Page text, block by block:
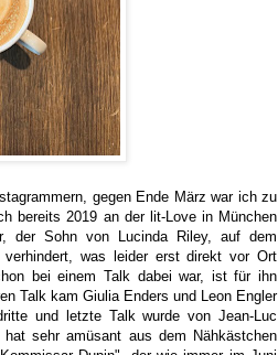
gegen Ende März war ich zu
bereits 2019 an der lit-Love in München
der Sohn von Lucinda Riley, auf dem
verhindert, was leider erst direkt vor Ort
bei einem Talk dabei war, ist für ihn
Talk kam Giulia Enders und Leon Engler
und letzte Talk wurde von Jean-Luc
sehr amüsant aus dem Nähkästchen